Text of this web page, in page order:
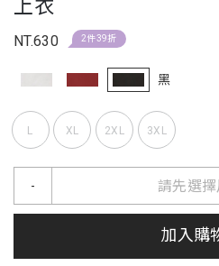
上衣
NT.630 2件39折
黑
L XL 2XL 3XL
請先選
-
加入購